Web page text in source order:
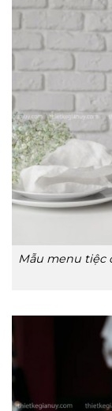
Mẫu menu tiệc